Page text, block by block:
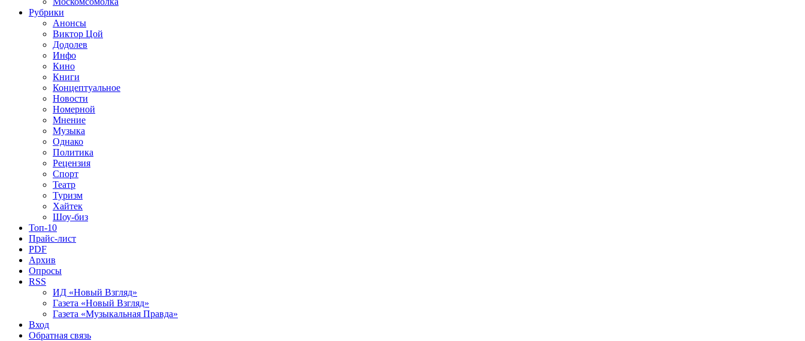
Рубрики
Анонсы
Виктор Цой
Додолев
Инфо
Кино
Книги
Концептуальное
Новости
Номерной
Мнение
Музыка
Однако
Политика
Рецензия
Спорт
Театр
Туризм
Хайтек
Шоу-биз
Топ-10
Прайс-лист
PDF
Архив
Опросы
RSS
ИД «Новый Взгляд»
Газета «Новый Взгляд»
Газета «Музыкальная Правда»
Вход
Обратная связь